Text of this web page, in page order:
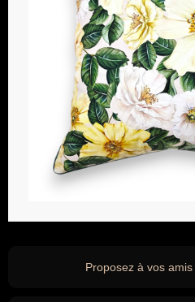
Proposez à vos